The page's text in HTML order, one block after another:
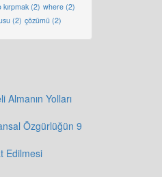
kırpmak (2) where (2)
(2) çözümü (2)
Yolları
Özgürlüğün 9
Edilmesi